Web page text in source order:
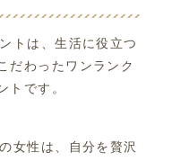
トは、生活に役立つ
だわったワンランク
トです。
女性は、自分を贅沢